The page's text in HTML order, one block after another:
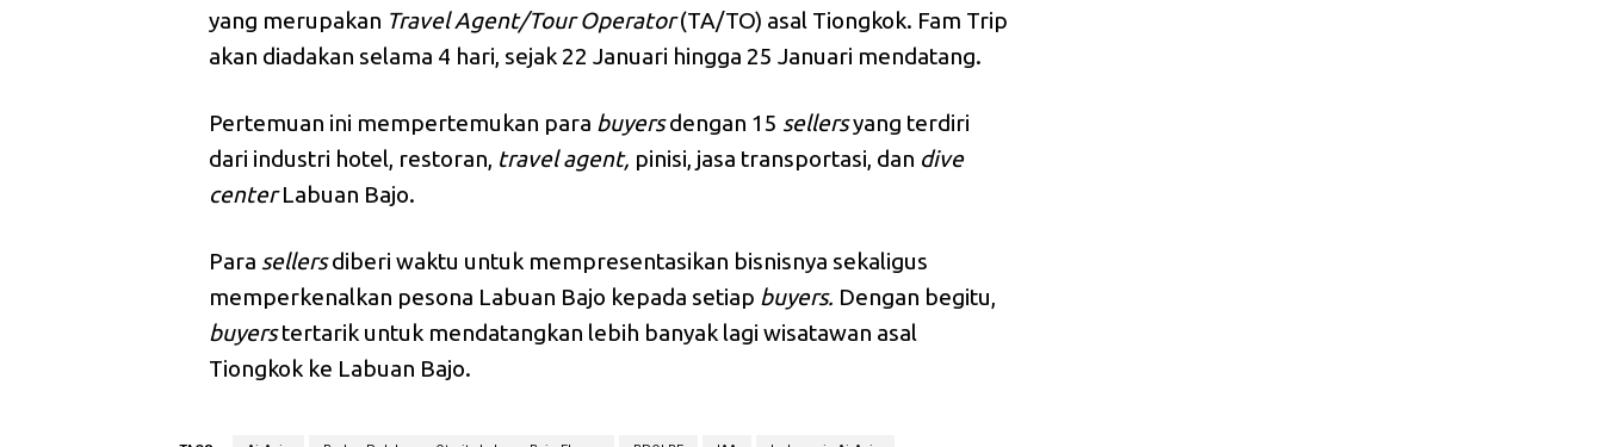
yang merupakan Travel Agent/Tour Operator(TA/TO) asal Tiongkok. Fam Trip
akan diadakan selama 4 hari, sejak 22 Januari hingga 25 Januari mendatang.
Pertemuan ini mempertemukan para buyersdengan 15 sellersyang terdiri
dari industri hotel, restoran, travel agent, pinisi, jasa transportasi, dan dive
centerLabuan Bajo.
Para sellersdiberi waktu untuk mempresentasikan bisnisnya sekaligus
memperkenalkan pesona Labuan Bajo kepada setiap buyers. Dengan begitu,
buyerstertarik untuk mendatangkan lebih banyak lagi wisatawan asal
Tiongkok ke Labuan Bajo.